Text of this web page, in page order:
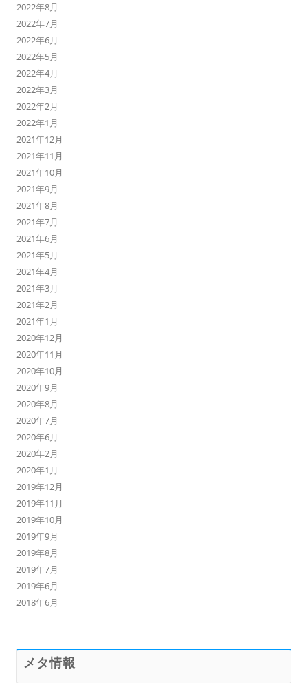
2022年8月
2022年7月
2022年6月
2022年5月
2022年4月
2022年3月
2022年2月
2022年1月
2021年12月
2021年11月
2021年10月
2021年9月
2021年8月
2021年7月
2021年6月
2021年5月
2021年4月
2021年3月
2021年2月
2021年1月
2020年12月
2020年11月
2020年10月
2020年9月
2020年8月
2020年7月
2020年6月
2020年2月
2020年1月
2019年12月
2019年11月
2019年10月
2019年9月
2019年8月
2019年7月
2019年6月
2018年6月
メタ情報